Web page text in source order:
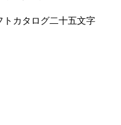
トカタログ二十五文字